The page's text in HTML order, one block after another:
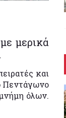
μερικά
και
Πεντάγωνο
όλων.